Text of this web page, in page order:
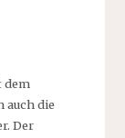
dem
auch die
Der